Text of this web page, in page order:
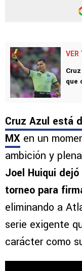
VER
que
Cruz Azul está
MX en un
ambición y
Joel Huiqui
torneo para
eliminando a
serie exigente
carácter como